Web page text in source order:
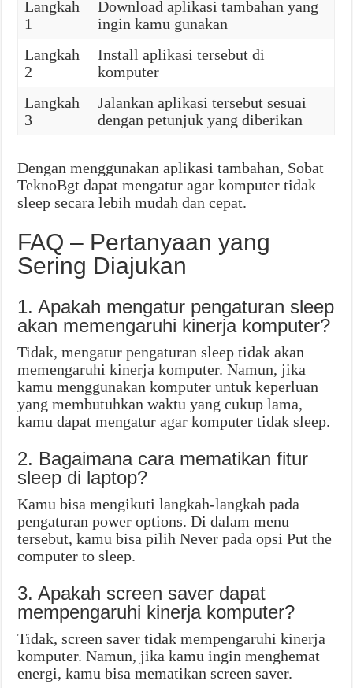
Langkah
1
Download aplikasi tambahan yang
ingin kamu gunakan
Langkah
2
Install aplikasi tersebut di
komputer
Langkah
3
Jalankan aplikasi tersebut sesuai
dengan petunjuk yang diberikan
Dengan menggunakan aplikasi tambahan, Sobat
TeknoBgt dapat mengatur agar komputer tidak
sleep secara lebih mudah dan cepat.
FAQ – Pertanyaan yang
Sering Diajukan
1. Apakah mengatur pengaturan sleep
akan memengaruhi kinerja komputer?
Tidak, mengatur pengaturan sleep tidak akan
memengaruhi kinerja komputer. Namun, jika
kamu menggunakan komputer untuk keperluan
yang membutuhkan waktu yang cukup lama,
kamu dapat mengatur agar komputer tidak sleep.
2. Bagaimana cara mematikan fitur
sleep di laptop?
Kamu bisa mengikuti langkah-langkah pada
pengaturan power options. Di dalam menu
tersebut, kamu bisa pilih Never pada opsi Put the
computer to sleep.
3. Apakah screen saver dapat
mempengaruhi kinerja komputer?
Tidak, screen saver tidak mempengaruhi kinerja
komputer. Namun, jika kamu ingin menghemat
energi, kamu bisa mematikan screen saver.